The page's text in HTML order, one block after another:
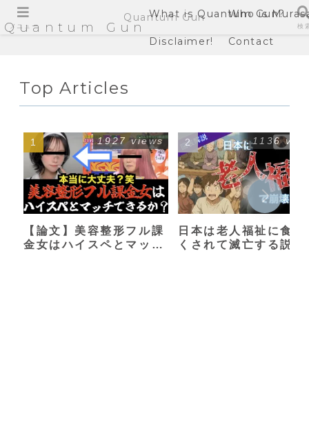
Quantum Gun
What is Quantum Gun?
Who is
Disclaimer! Contact
Top Articles
【論文】美容整形フル課
金女はハイスペとマッチ
1927 views
日本は老人福祉に食い
くされて滅亡する説
1136
メニュー
Quantum Gun
検